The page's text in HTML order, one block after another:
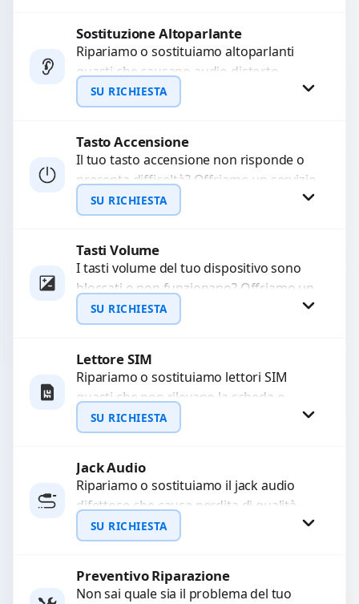
Richiedi Preventivo
WhatsApp
Sostituzione Altoparlante
Ripariamo o sostituiamo altoparlanti
guasti che causano audio distorto,
basso o assente. Utilizziamo ricambi di
alta qualità garantiti per 3...
SU RICHIESTA
Richiedi Preventivo
WhatsApp
Tasto Accensione
Il tuo tasto accensione non risponde o
presenta difficoltà? Offriamo un servizio
professionale di riparazione o
sostituzione utilizzando componenti di...
SU RICHIESTA
Richiedi Preventivo
WhatsApp
Tasti Volume
I tasti volume del tuo dispositivo sono
bloccati o non funzionano? Offriamo un
servizio di riparazione o sostituzione
con ricambi...
SU RICHIESTA
Richiedi Preventivo
WhatsApp
Lettore SIM
Ripariamo o sostituiamo lettori SIM
guasti che non rilevano la scheda o
interrompono il segnale. Utilizziamo
ricambi testati e garantiti...
SU RICHIESTA
Richiedi Preventivo
WhatsApp
Jack Audio
Ripariamo o sostituiamo il jack audio
difettoso che causa perdita di qualità
sonora o impossibilità di collegare cuffie
e accessori....
SU RICHIESTA
Richiedi Preventivo
Preventivo Riparazione
Non sai quale sia il problema del tuo